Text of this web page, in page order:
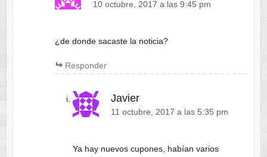
10 octubre, 2017 a las 9:45 pm
¿de donde sacaste la noticia?
Responder
Javier
11 octubre, 2017 a las 5:35 pm
Ya hay nuevos cupones, habían varios